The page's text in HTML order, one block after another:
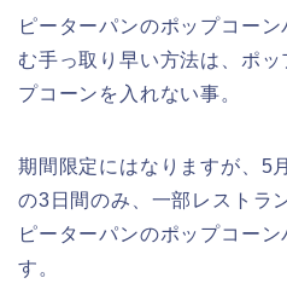
ピーターパンのポップコー
む手っ取り早い方法は、ポ
プコーンを入れない事。
期間限定にはなりますが、5
の3日間のみ、一部レストラ
ピーターパンのポップコー
す。